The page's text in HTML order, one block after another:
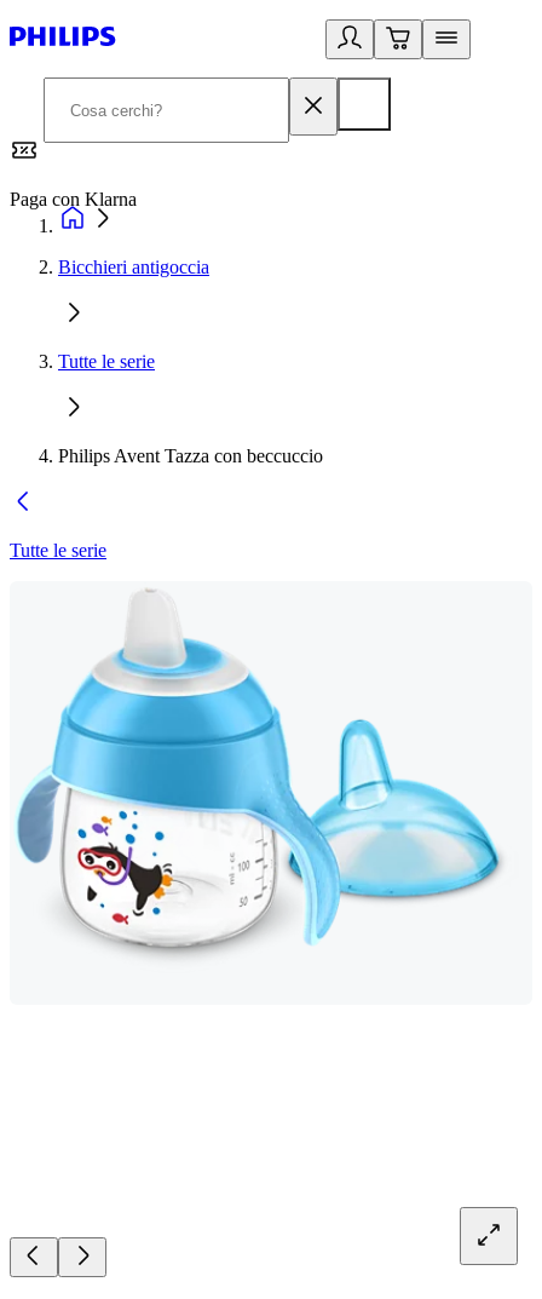
Paga con Klarna
Bicchieri antigoccia
Tutte le serie
Philips Avent Tazza con beccuccio
Tutte le serie